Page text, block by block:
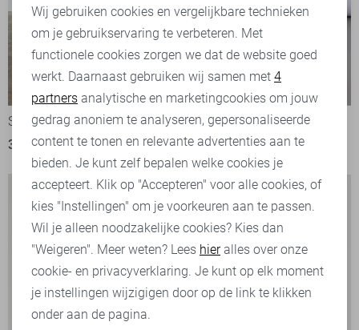
SisterS point Broek
35,00 69,95
SisterS point Broek
30,00 59,95
Personalisatie cookies
Analytische cookies
Marketing cookies
Wij gebruiken cookies en vergelijkbare technieken
om je gebruikservaring te verbeteren. Met
functionele cookies zorgen we dat de website goed
werkt. Daarnaast gebruiken wij samen met 4
partners analytische en marketingcookies om jouw
gedrag anoniem te analyseren, gepersonaliseerde
content te tonen en relevante advertenties aan te
bieden. Je kunt zelf bepalen welke cookies je
accepteert. Klik op "Accepteren" voor alle cookies, of
kies "Instellingen" om je voorkeuren aan te passen.
Wil je alleen noodzakelijke cookies? Kies dan
"Weigeren". Meer weten? Lees hieralles over onze
cookie- en privacyverklaring. Je kunt op elk moment
je instellingen wijzigigen door op de link te klikken
onder aan de pagina.